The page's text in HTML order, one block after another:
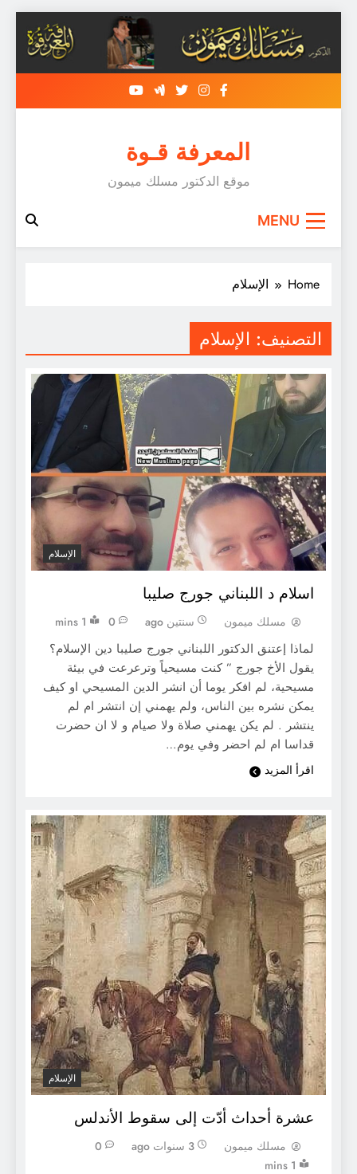
content
المعرفة قـوة
موقع الدكتور مسلك ميمون
MENU
Home الإسلام
التصنيف: الإسلام
الإسلام
اسلام د اللبناني جورج صليبا
مسلك ميمون سنتين ago 0
1 mins
لماذا إعتنق الدكتور اللبناني جورج صليبا دين الإسلام؟
يقول الأخ جورج ” كنت مسيحياً وترعرعت في بيئة
مسيحية، لم افكر يوما أن انشر الدين المسيحي او كيف
يمكن نشره بين الناس، ولم يهمني إن انتشر ام لم
ينتشر . لم يكن يهمني صلاة ولا صيام و لا ان حضرت
قداسا ام لم احضر وفي يوم…
اقرأ المزيد
الإسلام
عشرة أحداث أدّت إلى سقوط الأندلس
مسلك ميمون 3 سنوات ago
0
1 mins